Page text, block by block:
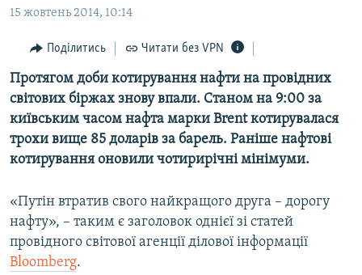
до
навігації
Перейти
до
пошуку
ПОЛІТИКА
БЛОГИ
ПОГЛЯД
ІНТЕРВ'Ю
ВСЕ ЗА ДЕНЬ
СПЕЦПРОЕКТИ
ДЕПОРТАЦІЯ
ВІДЕОУРОКИ «ELIFBE»
СВІДЧЕННЯ ОКУПАЦІЇ
ЯК ОБІЙТИ БЛОКУВАННЯ
Русский
Qırımtatar
15 жовтень 2014, 10:14
Поділитись Читати без VPN
Протягом доби котирування нафти на провідних
світових біржах знову впали. Станом на 9:00 за
київським часом нафта марки Brent котирувалася
трохи вище 85 доларів за барель. Раніше нафтові
котирування оновили чотирирічні мінімуми.
«Путін втратив свого найкращого друга – дорогу
нафту», – таким є заголовок однієї зі статей
провідного світової агенції ділової інформації
Bloomberg.